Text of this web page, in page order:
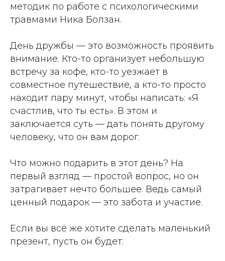
методик по работе с психологическими
травмами Ника Болзан.
День дружбы — это возможность проявить
внимание. Кто-то организует небольшую
встречу за кофе, кто-то уезжает в
совместное путешествие, а кто-то просто
находит пару минут, чтобы написать: «Я
счастлив, что ты есть». В этом и
заключается суть — дать понять другому
человеку, что он вам дорог.
Что можно подарить в этот день? На
первый взгляд — простой вопрос, но он
затрагивает нечто большее. Ведь самый
ценный подарок — это забота и участие.
Если вы всё же хотите сделать маленький
презент, пусть он будет: